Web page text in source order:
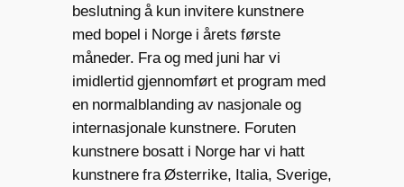
beslutning å kun invitere kunstnere
med bopel i Norge i årets første
måneder. Fra og med juni har vi
imidlertid gjennomført et program med
en normalblanding av nasjonale og
internasjonale kunstnere. Foruten
kunstnere bosatt i Norge har vi hatt
kunstnere fra Østerrike, Italia, Sverige,